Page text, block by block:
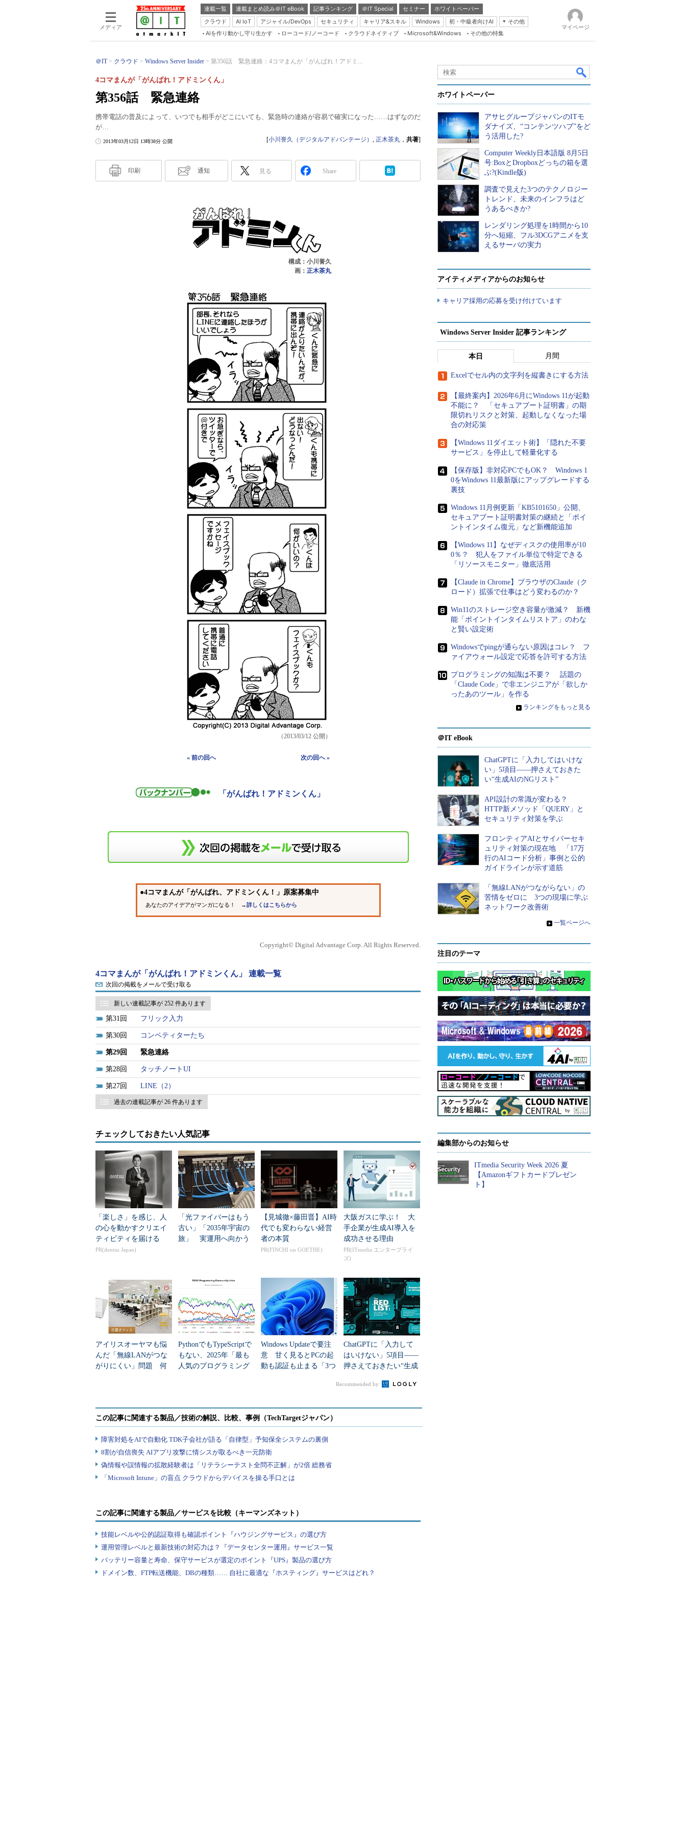
メディア
連載一覧 連載まとめ読み＠IT eBook 記事ランキング ＠IT Special セミナー
ホワイトペーパー
クラウド
AI IoT アジャイル/DevOps セキュリティ キャリア&スキル Windows 初・中級者向けAI
その他
Server & Storage
Database Expert
Linux ＆ OSS
Master of IP Network
Security & Trust
AIを作り動かし守り生かす ローコード/ノーコード クラウドネイティブ Microsoft&Windows その他の特集
マイページ
＠IT クラウド Windows Server Insider 第356話 緊急連絡：4コマまんが「がんばれ！アドミ...
第356話 緊急連絡
4コマまんが「がんばれ！アドミンくん」
携帯電話の普及によって、いつでも相手がどこにいても、緊急時の連絡が容易で確実になった……はずなのだ
が…
2013年03月12日 13時38分 公開 [小川誉久（デジタルアドバンテージ） , 正木茶丸 ， 共著]
印刷 通知 見る Share
構成：小川誉久
画： 正木茶丸
（2013/03/12 公開）
« 前の回へ 次の回へ »
「がんばれ！アドミンくん」
●4コマまんが「がんばれ、アドミンくん！」原案募集中
あなたのアイデアがマンガになる！ →詳しくはこちらから
Copyright© Digital Advantage Corp. All Rights Reserved.
4コマまんが「がんばれ！アドミンくん」 連載一覧
次回の掲載をメールで受け取る
新しい連載記事が 252 件あります
31 フリック入力
30 コンペティターたち
29 緊急連絡
28 タッチノートUI
27 LINE（2）
過去の連載記事が 26 件あります
チェックしておきたい人気記事
「楽しさ」を感じ、人
の心を動かすクリエイ
ティビティを届ける
PR(dentsu Japan)
「光ファイバーはもう
古い」「2035年宇宙の
旅」 実運用へ向かう
【見城徹×藤田晋】AI時
代でも変わらない経営
者の本質
PR(FINCHI on GOETHE)
大阪ガスに学ぶ！ 大
手企業が生成AI導入を
成功させる理由
PR(ITmedia エンタープライ
ズ)
アイリスオーヤマも悩
んだ「無線LANがつな
がりにくい」問題 何
PythonでもTypeScriptで
もない、2025年「最も
人気のプログラミング
Windows Updateで要注
意 甘く見るとPCの起
動も認証も止まる「3つ
ChatGPTに「入力して
はいけない」5項目――
押さえておきたい“生成
Recommended by
この記事に関連する製品／サービスを比較（キーマンズネット）
技能レベルや公的認証取得も確認ポイント『ハウジングサービス』の選び方
運用管理レベルと最新技術の対応力は？『データセンター運用』サービス一覧
バッテリー容量と寿命、保守サービスが選定のポイント『UPS』製品の選び方
ドメイン数、FTP転送機能、DBの種類…… 自社に最適な『ホスティング』サービスはどれ？
ホワイトペーパー
アサヒグループジャパンのITモ
ダナイズ、“コンテンツハブ”をど
う活用した?
Computer Weekly日本語版 8月5日
号:BoxとDropboxどっちの箱を選
ぶ?(Kindle版)
調査で見えた3つのテクノロジー
トレンド、未来のインフラはど
うあるべきか?
レンダリング処理を1時間から10
分へ短縮、フル3DCGアニメを支
えるサーバの実力
アイティメディアからのお知らせ
キャリア採用の応募を受け付けています
Windows Server Insider 記事ランキング
本日 月間
Excelでセル内の文字列を縦書きにする方法
【最終案内】2026年6月にWindows 11が起動
不能に？ 「セキュアブート証明書」の期
限切れリスクと対策、起動しなくなった場
合の対応策
【Windows 11ダイエット術】「隠れた不要
サービス」を停止して軽量化する
【保存版】非対応PCでもOK？ Windows 1
0をWindows 11最新版にアップグレードする
裏技
Windows 11月例更新「KB5101650」公開、
セキュアブート証明書対策の継続と「ポイ
ントインタイム復元」など新機能追加
【Windows 11】なぜディスクの使用率が10
0％？ 犯人をファイル単位で特定できる
「リソースモニター」徹底活用
【Claude in Chrome】ブラウザのClaude（ク
ロード）拡張で仕事はどう変わるのか？
Win11のストレージ空き容量が激減？ 新機
能「ポイントインタイムリストア」のわな
と賢い設定術
Windowsでpingが通らない原因はコレ？ フ
ァイアウォール設定で応答を許可する方法
プログラミングの知識は不要？ 話題の
「Claude Code」で非エンジニアが「欲しか
ったあのツール」を作る
» ランキングをもっと見る
＠IT eBook
ChatGPTに「入力してはいけな
い」5項目――押さえておきた
い“生成AIのNGリスト”
API設計の常識が変わる？
HTTP新メソッド「QUERY」と
セキュリティ対策を学ぶ
フロンティアAIとサイバーセキ
ュリティ対策の現在地 「17万
行のAIコード分析」事例と公的
ガイドラインが示す道筋
「無線LANがつながらない」の
苦情をゼロに 3つの現場に学ぶ
ネットワーク改善術
» 一覧ページへ
注目のテーマ
編集部からのお知らせ
ITmedia Security Week 2026 夏
【Amazonギフトカードプレゼン
ト】